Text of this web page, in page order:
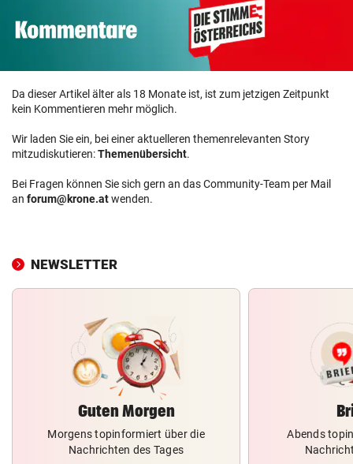
Da dieser Artikel älter als 18 Monate ist, ist zum jetzigen Zeitpunkt
kein Kommentieren mehr möglich.
Wir laden Sie ein, bei einer aktuelleren themenrelevanten Story
mitzudiskutieren:Themenübersicht.
Bei Fragen können Sie sich gern an das Community-Team per Mail
an forum@krone.atwenden.
NEWSLETTER
Guten Morgen
Morgens topinformiert über die
Nachrichten des Tages
Abends